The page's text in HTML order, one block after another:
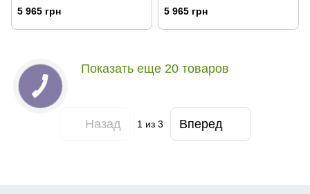
5 965 грн 5 965 грн
Показать еще 20 товаров
Назад 1 из 3 Вперед